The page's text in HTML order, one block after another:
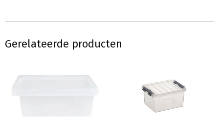
Gerelateerde producten